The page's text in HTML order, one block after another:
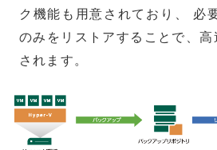
ク機能も用意されており、 必
のみをリストアすることで、
されます。